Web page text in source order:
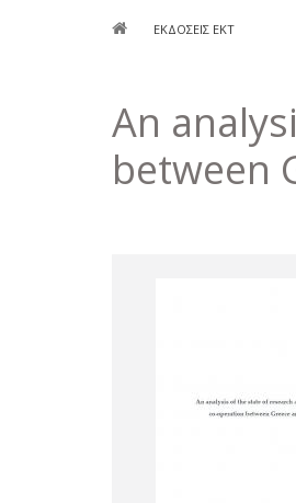
ΕΚΔΌΣΕΙΣ ΕΚΤ
An
between